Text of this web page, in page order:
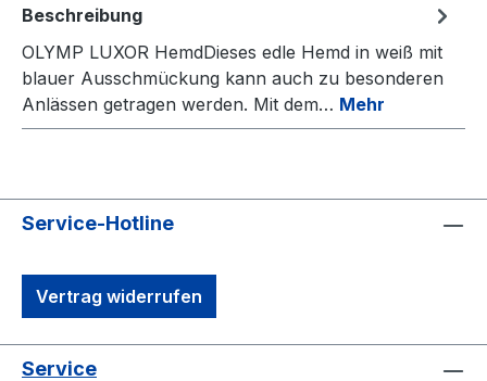
Beschreibung
OLYMP LUXOR HemdDieses edle Hemd in weiß mit
blauer Ausschmückung kann auch zu besonderen
Anlässen getragen werden. Mit dem… Mehr
Service-Hotline
Vertrag widerrufen
Service